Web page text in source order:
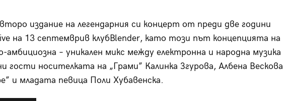
издание на легендарния си концерт от преди две години
на 13 септемврив клубBlender, като този път концепцията на
– уникален микс между електронна и народна музика
гости носителката на „Грами” Калинка Згурова, Албена Вескова
и младата певица Поли Хубавенска.